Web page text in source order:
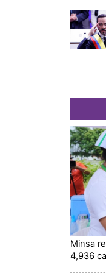
Minsa
4,936